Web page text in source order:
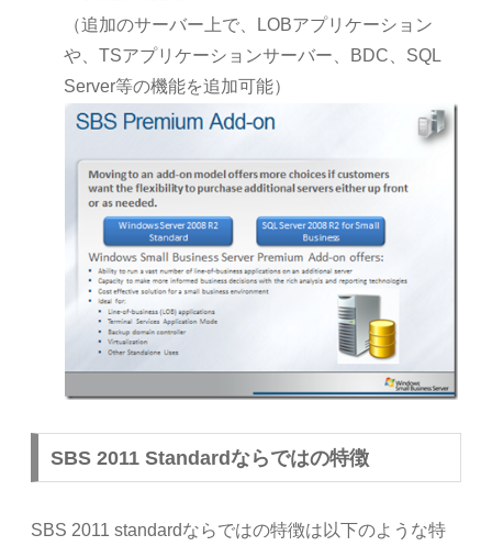
（追加のサーバー上で、LOBアプリケーション
や、TSアプリケーションサーバー、BDC、SQL
Server等の機能を追加可能）
SBS 2011 Standardならではの特徴
SBS 2011 standardならではの特徴は以下のような特